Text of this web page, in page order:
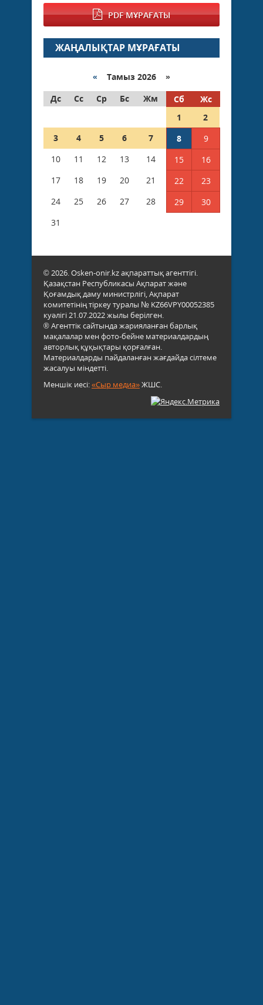
PDF МҰРАҒАТЫ
ЖАҢАЛЫҚТАР МҰРАҒАТЫ
« Тамыз 2026 »
Дс
Сс Ср Бс Жм Сб
Жс
1
2
3
4 5 6 7 8
9
10
11 12 13 14 15
16
17
18 19 20 21 22
23
24
25 26 27 28 29
30
31
© 2026. Osken-onir.kz ақпараттық агенттігі.
Қазақстан Республикасы Ақпарат және
Қоғамдық даму министрлігі, Ақпарат
комитетінің тіркеу туралы № KZ66VPY00052385
куәлігі 21.07.2022 жылы берілген.
® Агенттік сайтында жарияланған барлық
мақалалар мен фото-бейне материалдардың
авторлық құқықтары қорғалған.
Материалдарды пайдаланған жағдайда сілтеме
жасалуы міндетті.
Меншік иесі:«Сыр медиа»ЖШС.